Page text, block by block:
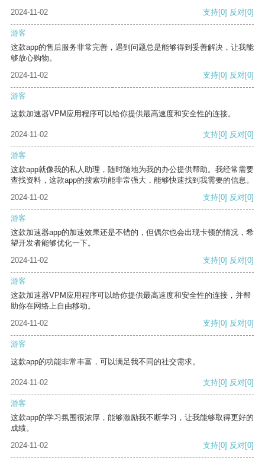
2024-11-02 支持[0] 反对[0]
游客
这款app的售后服务非常完善，遇到问题总是能够得到妥善解决，让我能
够放心购物。
2024-11-02
支持[0] 反对[0]
游客
这款加速器VPM应用程序可以给你提供最高速度和安全性的连接。
2024-11-02 支持[0] 反对[0]
游客
这款app就像我的私人助理，随时随地为我的办公提供帮助。我经常需要
查找资料，这款app的搜索功能非常强大，能够快速找到我需要的信息。
2024-11-02
支持[0] 反对[0]
游客
这款加速器app的加速效果还是不错的，但偶尔也会出现卡顿的情况，希
望开发者能够优化一下。
2024-11-02
支持[0] 反对[0]
游客
这款加速器VPM应用程序可以给你提供最高速度和安全性的连接，并帮
助你在网络上自由移动。
2024-11-02
支持[0] 反对[0]
游客
这款app的功能非常丰富，可以满足我不同的社交需求。
2024-11-02 支持[0] 反对[0]
游客
这款app的学习氛围很浓厚，能够激励我不断学习，让我能够取得更好的
成绩。
2024-11-02
支持[0] 反对[0]